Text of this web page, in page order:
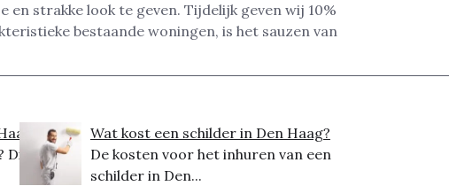
en strakke look te geven. Tijdelijk geven wij 10%
bestaande woningen, is het sauzen van
Dit
Wat kost een schilder in Den Haag?
De kosten voor het inhuren van een
schilder in Den...